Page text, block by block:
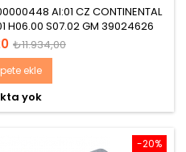
Al:01 CZ CONTINENTAL
H06.00 S07.02 GM 39024626
Normal
fiyat
₺11.934,00
ekle
yok
-20%